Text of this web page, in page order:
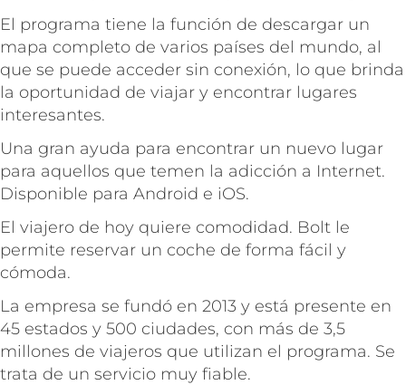
El programa tiene la función de descargar un
mapa completo de varios países del mundo, al
que se puede acceder sin conexión, lo que brinda
la oportunidad de viajar y encontrar lugares
interesantes.
Una gran ayuda para encontrar un nuevo lugar
para aquellos que temen la adicción a Internet.
Disponible para Android e iOS.
El viajero de hoy quiere comodidad. Bolt le
permite reservar un coche de forma fácil y
cómoda.
La empresa se fundó en 2013 y está presente en
45 estados y 500 ciudades, con más de 3,5
millones de viajeros que utilizan el programa. Se
trata de un servicio muy fiable.